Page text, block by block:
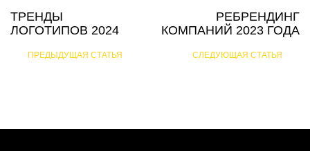
ТРЕНДЫ
ЛОГОТИПОВ 2024
ПРЕДЫДУЩАЯ СТАТЬЯ
РЕБРЕНДИНГ
КОМПАНИЙ 2023 ГОДА
СЛЕДУЮЩАЯ СТАТЬЯ